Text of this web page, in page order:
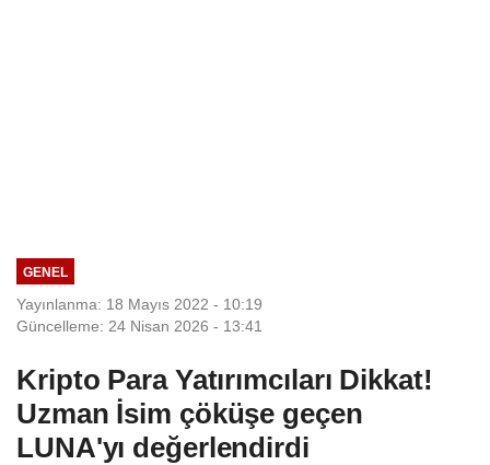
GENEL
Yayınlanma: 18 Mayıs 2022 - 10:19
Güncelleme: 24 Nisan 2026 - 13:41
Kripto Para Yatırımcıları Dikkat!
Uzman İsim çöküşe geçen
LUNA'yı değerlendirdi